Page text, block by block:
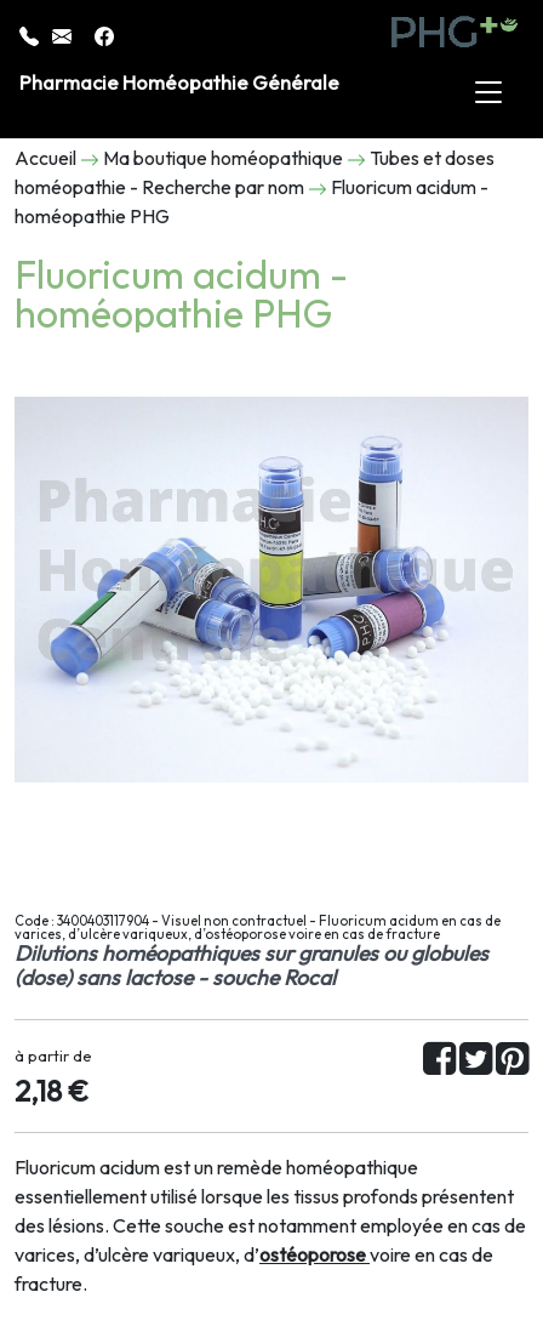
Pharmacie Homéopathie Générale
Accueil Ma boutique homéopathique
Tubes et doses
homéopathie - Recherche par nom
Fluoricum acidum -
homéopathie PHG
Fluoricum acidum -
homéopathie PHG
Code : 3400403117904 - Visuel non contractuel - Fluoricum acidum en cas de
varices, d’ulcère variqueux, d’ostéoporose voire en cas de fracture
Dilutions homéopathiques sur granules ou globules
(dose) sans lactose - souche Rocal
à partir de
2,18 €
Fluoricum acidum est un remède homéopathique
essentiellement utilisé lorsque les tissus profonds présentent
des lésions. Cette souche est notamment employée en cas de
varices, d’ulcère variqueux, d’ostéoporosevoire en cas de
fracture.